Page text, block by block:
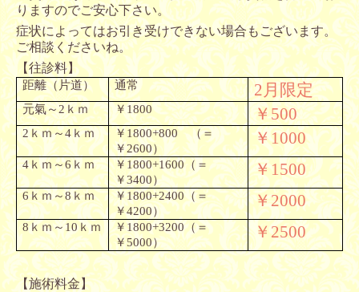
りますのでご安心下さい。
症状によってはお引き受けできない場合もございます。
ご相談くださいね。
【往診料】
距離（片道） 通常 2月限定
元氣～2ｋｍ ￥1800 ￥500
2ｋｍ～4 ｋｍ ￥1800+800（＝
￥2600）
￥1000
4ｋｍ～6ｋｍ ￥1800+1600（＝
￥3400）
￥1500
6ｋｍ～8ｋｍ ￥1800+2400（＝
￥4200）
￥2000
8ｋｍ～10ｋｍ ￥1800+3200（＝
￥5000）
￥2500
【施術料金】